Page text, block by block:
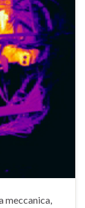
meccanica,